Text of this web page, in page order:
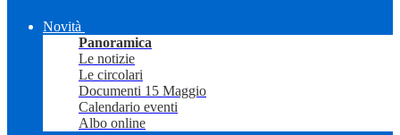
Novità
Panoramica
Le notizie
Le circolari
Documenti 15 Maggio
Calendario eventi
Albo online